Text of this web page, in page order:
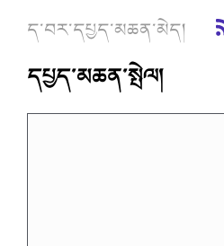
ད་བར་དཔྱད་མཆན་མེད།
དཔྱད་མཆན་སྤེལ།